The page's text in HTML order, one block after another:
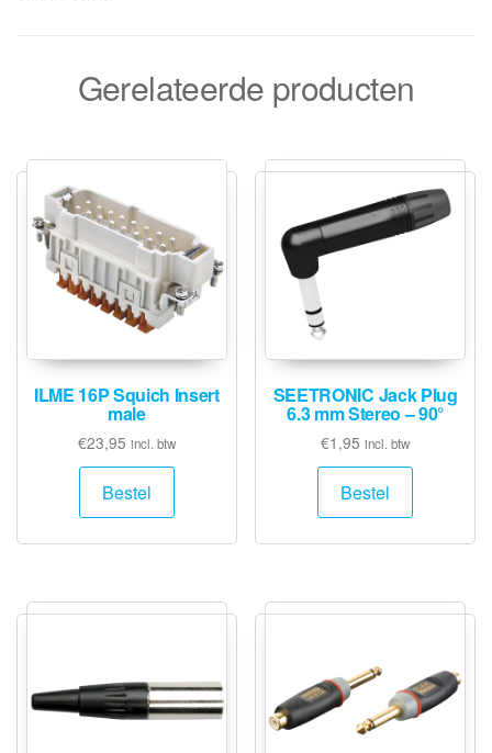
Gerelateerde producten
ILME 16P Squich Insert
male
€23,95 incl. btw
Bestel
SEETRONIC Jack Plug
6.3 mm Stereo – 90°
€1,95 incl. btw
Bestel